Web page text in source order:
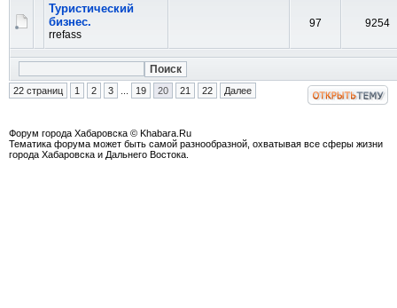
Туристический
бизнес.
rrefass
97 9254
22 страниц 1 2 3 19 20 21 22 Далее
Форум города Хабаровска © Khabara.Ru
Тематика форума может быть самой разнообразной, охватывая все сферы жизни
города Хабаровска и Дальнего Востока.